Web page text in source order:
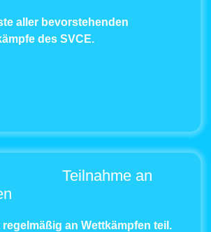
aller bevorstehenden
des SVCE.
Teilnahme an
regelmäßig an Wettkämpfen teil.